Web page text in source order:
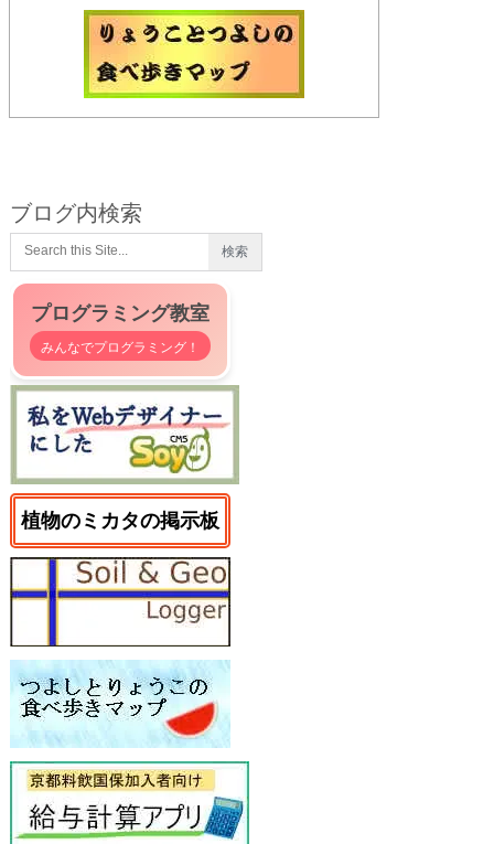
ブログ内検索
プログラミング教室
みんなでプログラミング！
植物のミカタの掲示板